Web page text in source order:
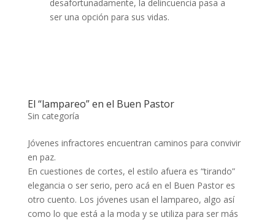
desafortunadamente, la delincuencia pasa a
ser una opción para sus vidas.
El “lampareo” en el Buen Pastor
Sin categoría
Jóvenes infractores encuentran caminos para convivir
en paz.
En cuestiones de cortes, el estilo afuera es “tirando”
elegancia o ser serio, pero acá en el Buen Pastor es
otro cuento. Los jóvenes usan el lampareo, algo así
como lo que está a la moda y se utiliza para ser más